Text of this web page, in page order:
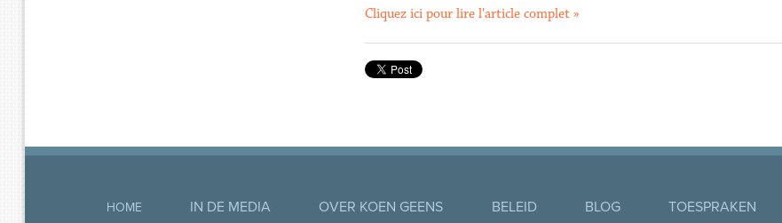
Cliquez ici pour lire l'article complet »
HOME IN DE MEDIA OVER KOEN GEENS BELEID BLOG TOESPRAKEN